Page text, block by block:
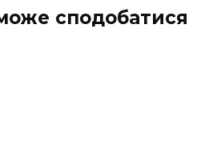
сподобатися